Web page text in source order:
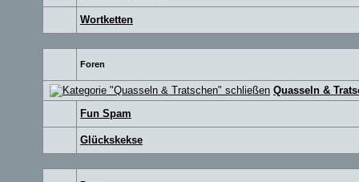
Wortketten
Foren
Quasseln &
Fun Spam
Glückskekse